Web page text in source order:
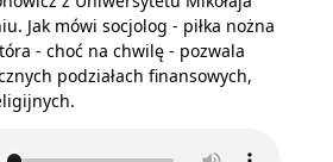
Jak mówi socjolog - piłka nożna
- choć na chwilę - pozwala
podziałach finansowych,